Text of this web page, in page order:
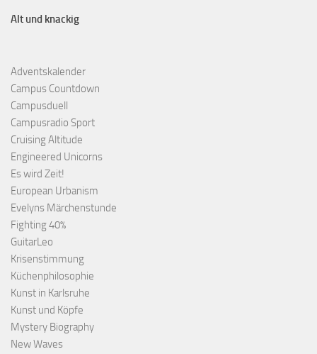
Alt und knackig
Adventskalender
Campus Countdown
Campusduell
Campusradio Sport
Cruising Altitude
Engineered Unicorns
Es wird Zeit!
European Urbanism
Evelyns Märchenstunde
Fighting 40%
GuitarLeo
Krisenstimmung
Küchenphilosophie
Kunst in Karlsruhe
Kunst und Köpfe
Mystery Biography
New Waves